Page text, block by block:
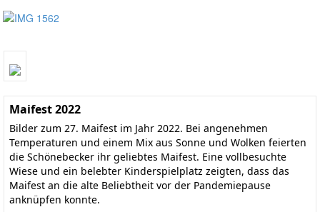
Maifest 2022
Bilder zum 27. Maifest im Jahr 2022. Bei angenehmen
Temperaturen und einem Mix aus Sonne und Wolken feierten
die Schönebecker ihr geliebtes Maifest. Eine vollbesuchte
Wiese und ein belebter Kinderspielplatz zeigten, dass das
Maifest an die alte Beliebtheit vor der Pandemiepause
anknüpfen konnte.